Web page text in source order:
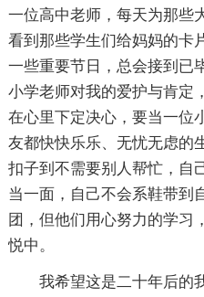
一位高中老师，每天为那些
看到那些学生们给妈妈的卡
一些重要节日，总会接到已
小学老师对我的爱护与肯定
在心里下定决心，要当一位
友都快快乐乐、无忧无虑的
扣子到不需要别人帮忙，自
当一面，自己不会系鞋带到
团，但他们用心努力的学习
悦中。
我希望这是二十年后的